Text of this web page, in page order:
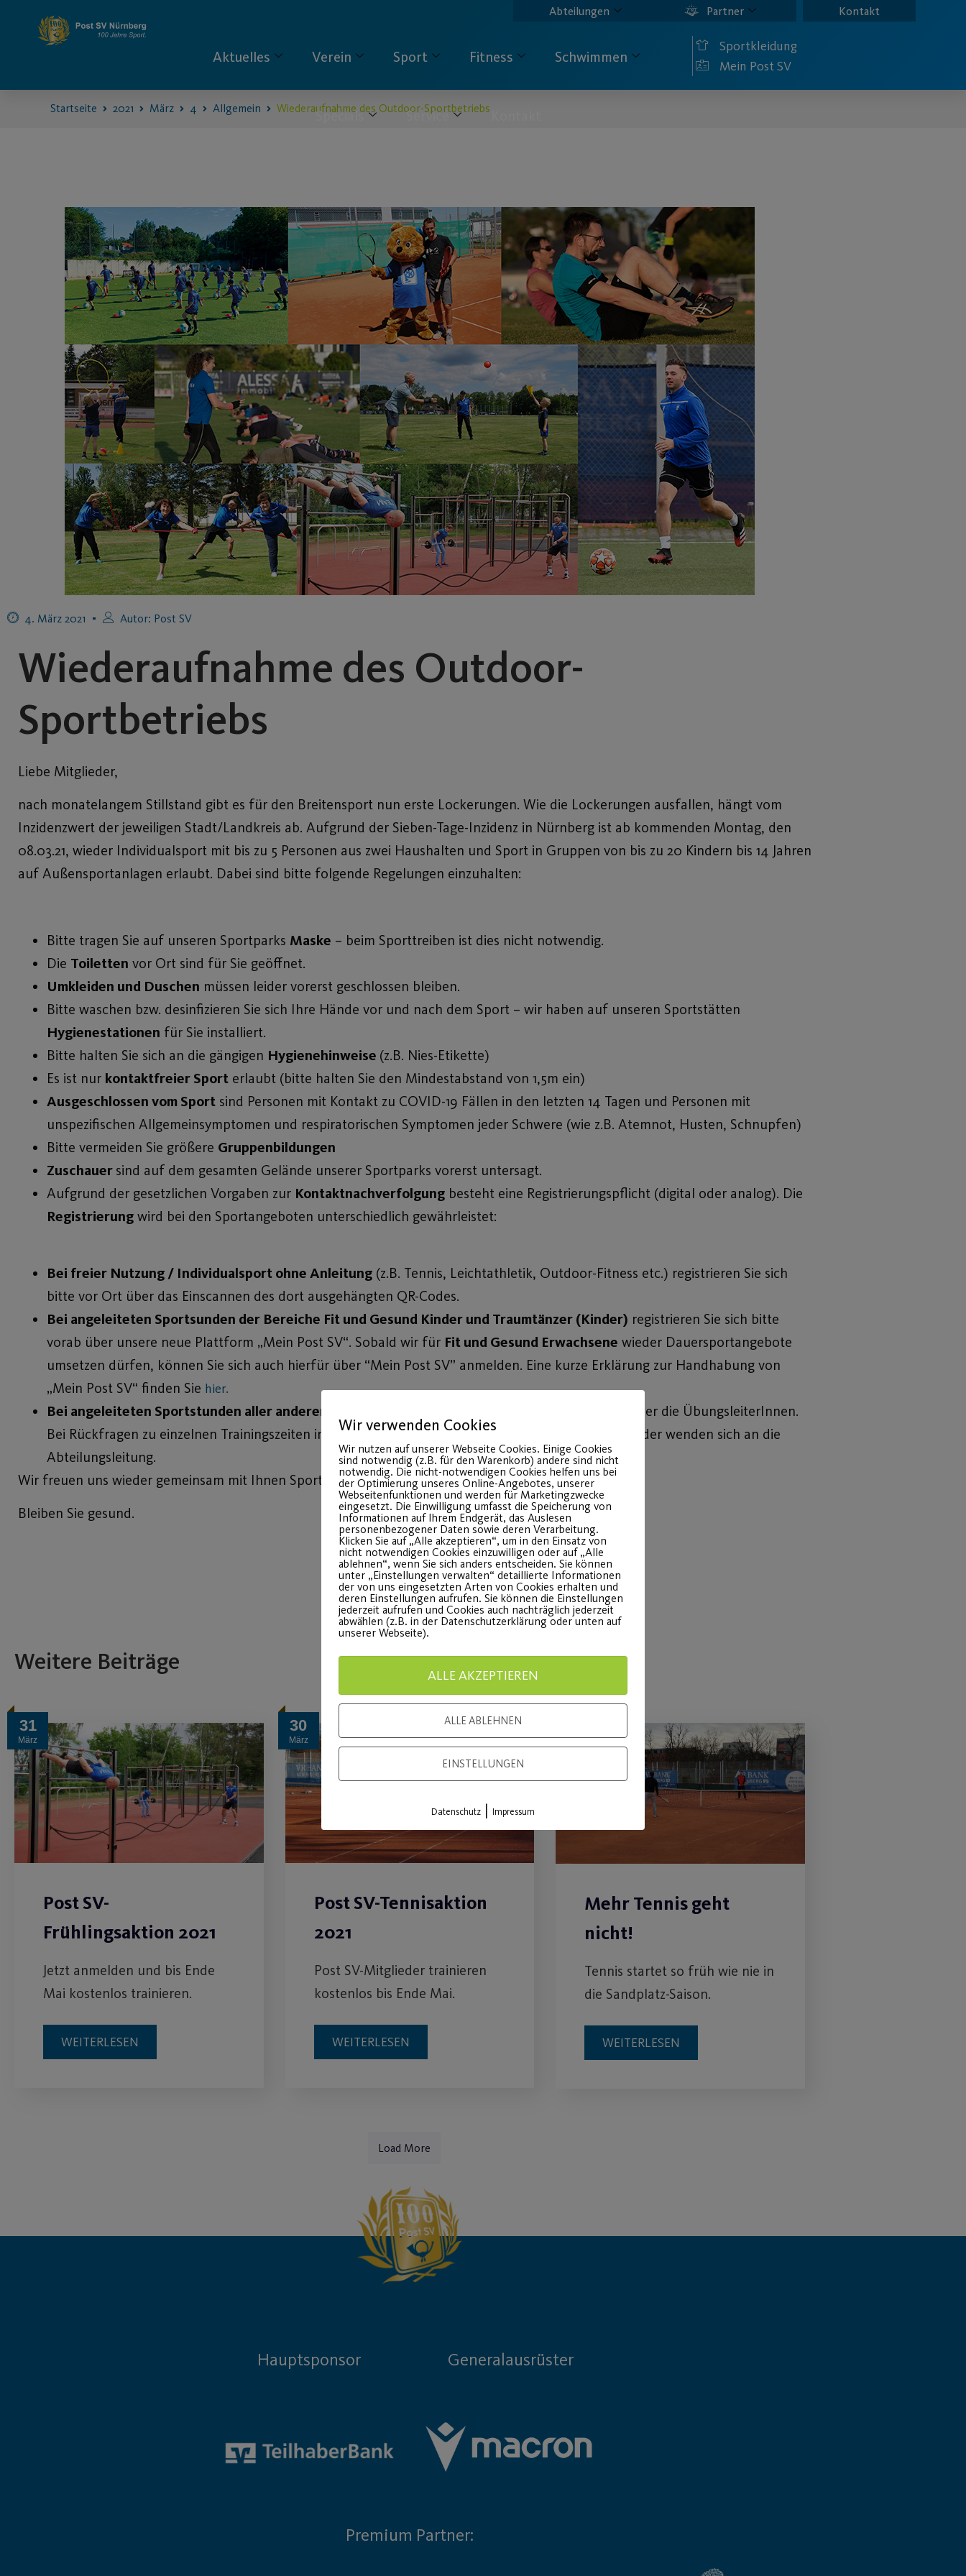
Abteilungen Partner Kontakt
Aktuelles Verein Sport Fitness Schwimmen
Specials Service
Sportkleidung
Mein Post SV
Startseite 2021 März 4 Allgemein Wiederaufnahme des Outdoor-Sportbetriebs
4. März 2021 Autor: Post SV
Wiederaufnahme des Outdoor-
Sportbetriebs
Liebe Mitglieder,
nach monatelangem Stillstand gibt es für den Breitensport nun erste Lockerungen. Wie die Lockerungen ausfallen, hängt vom
Inzidenzwert der jeweiligen Stadt/Landkreis ab. Aufgrund der Sieben-Tage-Inzidenz in Nürnberg ist ab kommenden Montag, den
08.03.21, wieder Individualsport mit bis zu 5 Personen aus zwei Haushalten und Sport in Gruppen von bis zu 20 Kindern bis 14 Jahren
auf Außensportanlagen erlaubt. Dabei sind bitte folgende Regelungen einzuhalten:
Bitte tragen Sie auf unseren Sportparks Maske – beim Sporttreiben ist dies nicht notwendig.
Die Toiletten vor Ort sind für Sie geöffnet.
Umkleiden und Duschen müssen leider vorerst geschlossen bleiben.
Bitte waschen bzw. desinfizieren Sie sich Ihre Hände vor und nach dem Sport – wir haben auf unseren Sportstätten
Hygienestationen für Sie installiert.
Bitte halten Sie sich an die gängigen Hygienehinweise (z.B. Nies-Etikette)
Es ist nur kontaktfreier Sport erlaubt (bitte halten Sie den Mindestabstand von 1,5m ein)
Ausgeschlossen vom Sport sind Personen mit Kontakt zu COVID-19 Fällen in den letzten 14 Tagen und Personen mit
unspezifischen Allgemeinsymptomen und respiratorischen Symptomen jeder Schwere (wie z.B. Atemnot, Husten, Schnupfen)
Bitte vermeiden Sie größere Gruppenbildungen
Zuschauer sind auf dem gesamten Gelände unserer Sportparks vorerst untersagt.
Aufgrund der gesetzlichen Vorgaben zur Kontaktnachverfolgung besteht eine Registrierungspflicht (digital oder analog). Die
Registrierung wird bei den Sportangeboten unterschiedlich gewährleistet:
Bei freier Nutzung / Individualsport ohne Anleitung (z.B. Tennis, Leichtathletik, Outdoor-Fitness etc.) registrieren Sie sich
bitte vor Ort über das Einscannen des dort ausgehängten QR-Codes.
Bei angeleiteten Sportsunden der Bereiche Fit und Gesund Kinder und Traumtänzer (Kinder) registrieren Sie sich bitte
vorab über unsere neue Plattform „Mein Post SV“. Sobald wir für Fit und Gesund Erwachsene wieder Dauersportangebote
umsetzen dürfen, können Sie sich auch hierfür über “Mein Post SV” anmelden. Eine kurze Erklärung zur Handhabung von
„Mein Post SV“ finden Sie hier.
Bei angeleiteten Sportstunden aller anderen Abteilungen
, erfolgt die Dokumentation vor Ort über die ÜbungsleiterInnen.
Bei Rückfragen zu einzelnen Trainingszeiten informieren Sie sich bitte auf der Abteilungswebsite, oder wenden sich an die
Abteilungsleitung.
Wir freuen uns wieder gemeinsam mit Ihnen Sport treiben zu können.
Bleiben Sie gesund.
Weitere Beiträge
31
März
Post SV-
Frühlingsaktion 2021
Jetzt anmelden und bis Ende
Mai kostenlos trainieren.
WEITERLESEN
30
März
Post SV-Tennisaktion
2021
Post SV-Mitglieder trainieren
kostenlos bis Ende Mai.
WEITERLESEN
März
Mehr Tennis geht
nicht!
Tennis startet so früh wie nie in
die Sandplatz-Saison.
WEITERLESEN
Load More
Hauptsponsor Generalausrüster
Premium Partner:
Wir verwenden Cookies
Wir nutzen auf unserer Webseite Cookies. Einige Cookies
sind notwendig (z.B. für den Warenkorb) andere sind nicht
notwendig. Die nicht-notwendigen Cookies helfen uns bei
der Optimierung unseres Online-Angebotes, unserer
Webseitenfunktionen und werden für Marketingzwecke
eingesetzt. Die Einwilligung umfasst die Speicherung von
Informationen auf Ihrem Endgerät, das Auslesen
personenbezogener Daten sowie deren Verarbeitung.
Klicken Sie auf „Alle akzeptieren“, um in den Einsatz von
nicht notwendigen Cookies einzuwilligen oder auf „Alle
ablehnen“, wenn Sie sich anders entscheiden. Sie können
unter „Einstellungen verwalten“ detaillierte Informationen
der von uns eingesetzten Arten von Cookies erhalten und
deren Einstellungen aufrufen. Sie können die Einstellungen
jederzeit aufrufen und Cookies auch nachträglich jederzeit
abwählen (z.B. in der Datenschutzerklärung oder unten auf
unserer Webseite).
ALLE AKZEPTIEREN
ALLE ABLEHNEN
EINSTELLUNGEN
Datenschutz | Impressum